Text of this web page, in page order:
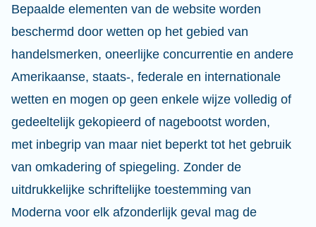
Bepaalde elementen van de website worden
beschermd door wetten op het gebied van
handelsmerken, oneerlijke concurrentie en andere
Amerikaanse, staats-, federale en internationale
wetten en mogen op geen enkele wijze volledig of
gedeeltelijk gekopieerd of nagebootst worden,
met inbegrip van maar niet beperkt tot het gebruik
van omkadering of spiegeling. Zonder de
uitdrukkelijke schriftelijke toestemming van
Moderna voor elk afzonderlijk geval mag de